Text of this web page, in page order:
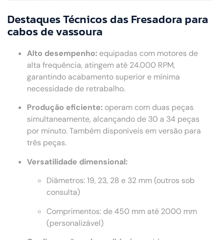
Destaques Técnicos das Fresadora para
cabos de vassoura
Alto desempenho: equipadas com motores de
alta frequência, atingem até 24.000 RPM,
garantindo acabamento superior e mínima
necessidade de retrabalho.
Produção eficiente: operam com duas peças
simultaneamente, alcançando de 30 a 34 peças
por minuto. Também disponíveis em versão para
três peças.
Versatilidade dimensional:
Diâmetros: 19, 23, 28 e 32 mm (outros sob
consulta)
Comprimentos: de 450 mm até 2000 mm
(personalizável)